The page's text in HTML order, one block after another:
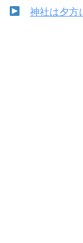
神社は夕方